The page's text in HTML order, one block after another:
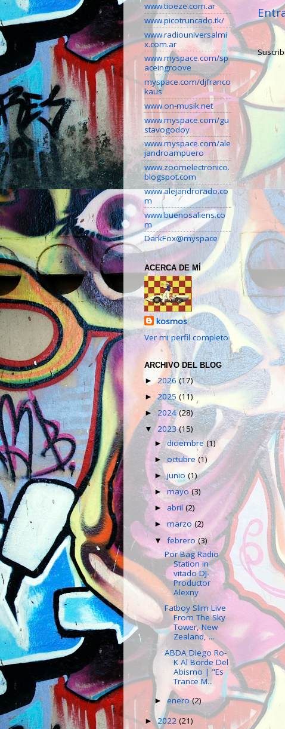
www.tioeze.com.ar
www.picotruncado.tk/
www.radiouniversalmi
x.com.ar
www.myspace.com/sp
aceingroove
myspace.com/djfranco
kaus
www.on-musik.net
www.myspace.com/gu
stavogodoy
www.myspace.com/ale
jandroampuero
www.zoomelectronico.
blogspot.com
www.alejandrorado.co
m
www.buenosaliens.co
m
DarkFox@myspace
ACERCA DE MÍ
kosmos
Ver mi perfil completo
ARCHIVO DEL BLOG
►2026 (17)
►2025 (11)
►2024(28)
▼2023(15)
►diciembre(1)
►octubre(1)
►junio(1)
►mayo(3)
►abril(2)
►marzo(2)
▼febrero(3)
Por Bag Radio
Station in
vitado DJ-
Productor
Alexny
Fatboy Slim Live
From The Sky
Tower, New
Zealand, ...
ABDA Diego Ro-
K Al Borde Del
Abismo | "Es
Trance M...
►enero(2)
►2022 (21)